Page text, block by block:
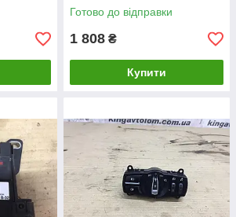
Готово до відправки
1 808 ₴
Купити